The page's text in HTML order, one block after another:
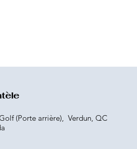
(Porte arrière), Verdun, QC